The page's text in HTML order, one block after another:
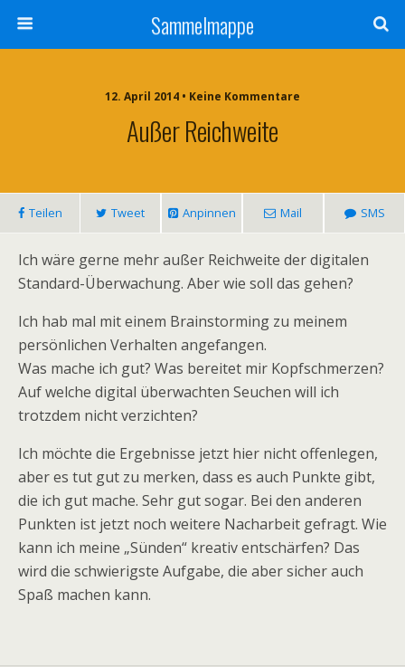
Sammelmappe
12. April 2014 • Keine Kommentare
Außer Reichweite
Teilen Tweet Anpinnen Mail SMS
Ich wäre gerne mehr außer Reichweite der digitalen
Standard-Überwachung. Aber wie soll das gehen?
Ich hab mal mit einem Brainstorming zu meinem
persönlichen Verhalten angefangen.
Was mache ich gut? Was bereitet mir Kopfschmerzen?
Auf welche digital überwachten Seuchen will ich
trotzdem nicht verzichten?
Ich möchte die Ergebnisse jetzt hier nicht offenlegen,
aber es tut gut zu merken, dass es auch Punkte gibt,
die ich gut mache. Sehr gut sogar. Bei den anderen
Punkten ist jetzt noch weitere Nacharbeit gefragt. Wie
kann ich meine „Sünden“ kreativ entschärfen? Das
wird die schwierigste Aufgabe, die aber sicher auch
Spaß machen kann.